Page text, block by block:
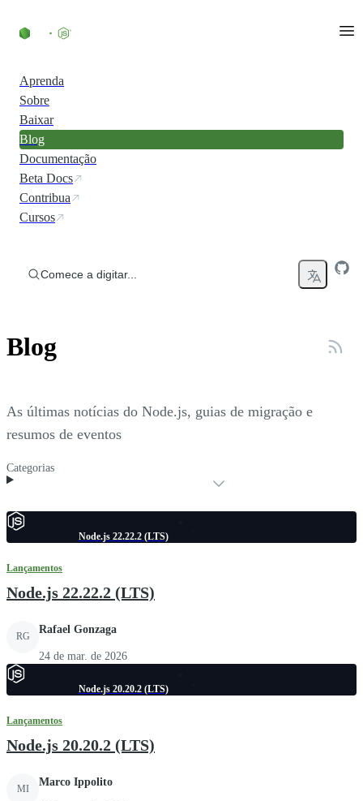
Aprenda
Sobre
Baixar
Blog
Documentação
Beta Docs
Contribua
Cursos
Comece a digitar...
Blog
As últimas notícias do Node.js, guias de migração e
resumos de eventos
Categorias
Node.js 22.22.2 (LTS)
Lançamentos
Node.js 22.22.2 (LTS)
RG
Rafael Gonzaga
24 de mar. de 2026
Node.js 20.20.2 (LTS)
Lançamentos
Node.js 20.20.2 (LTS)
MI
Marco Ippolito